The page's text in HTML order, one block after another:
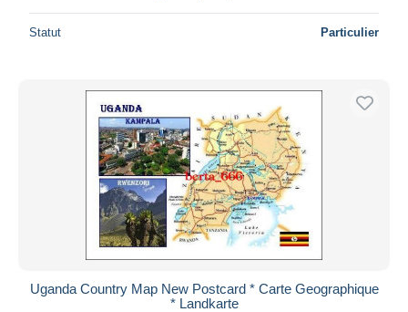
Statut Particulier
Uganda Country Map New Postcard * Carte Geographique
* Landkarte